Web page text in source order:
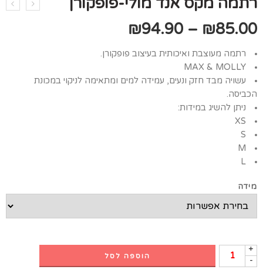
₪85.00
–
₪94.90
רתמה מעוצבת ואיכותית בעיצוב פופקורן.
MAX & MOLLY
עשויה מבד חזק ונעים, עמידה למים ומתאימה לניקוי במכונת
הכביסה.
ניתן להשיג במידות:
XS
S
M
L
מידה
+
-
הוספה לסל